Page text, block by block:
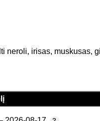
neroli, irisas, muskusas,